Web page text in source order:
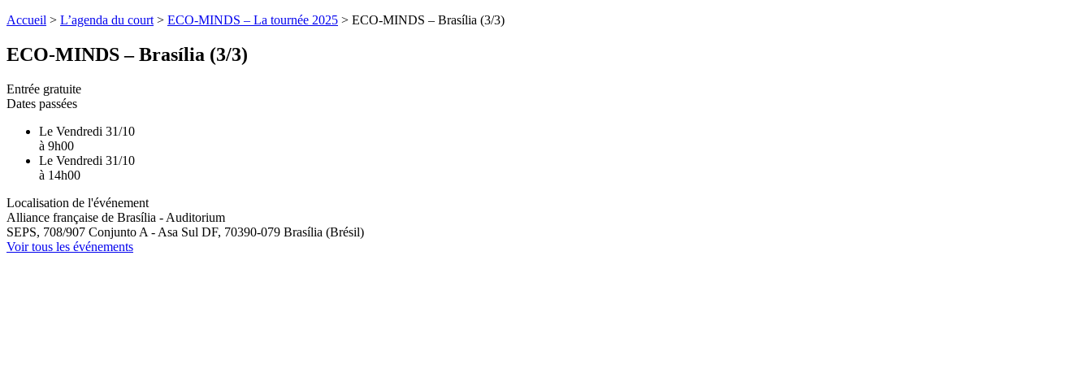
Accueil > L’agenda du court > ECO-MINDS – La tournée 2025 > ECO-MINDS – Brasília (3/3)
ECO-MINDS – Brasília (3/3)
Entrée gratuite
Dates passées
Le Vendredi 31/10
à 9h00
Le Vendredi 31/10
à 14h00
Localisation de l'événement
Alliance française de Brasília - Auditorium
SEPS, 708/907 Conjunto A - Asa Sul DF, 70390-079 Brasília (Brésil)
Voir tous les événements